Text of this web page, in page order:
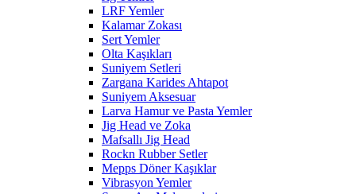
LRF Yemler
Kalamar Zokası
Sert Yemler
Olta Kaşıkları
Suniyem Setleri
Zargana Karides Ahtapot
Suniyem Aksesuar
Larva Hamur ve Pasta Yemler
Jig Head ve Zoka
Mafsallı Jig Head
Rockn Rubber Setler
Mepps Döner Kaşıklar
Vibrasyon Yemler